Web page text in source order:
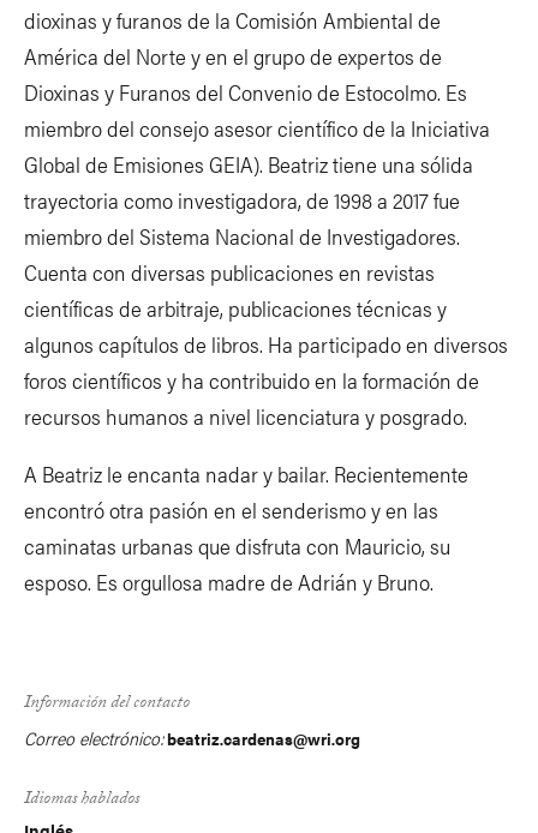
dioxinas y furanos de la Comisión Ambiental de
América del Norte y en el grupo de expertos de
Dioxinas y Furanos del Convenio de Estocolmo. Es
miembro del consejo asesor científico de la Iniciativa
Global de Emisiones GEIA). Beatriz tiene una sólida
trayectoria como investigadora, de 1998 a 2017 fue
miembro del Sistema Nacional de Investigadores.
Cuenta con diversas publicaciones en revistas
científicas de arbitraje, publicaciones técnicas y
algunos capítulos de libros. Ha participado en diversos
foros científicos y ha contribuido en la formación de
recursos humanos a nivel licenciatura y posgrado.
A Beatriz le encanta nadar y bailar. Recientemente
encontró otra pasión en el senderismo y en las
caminatas urbanas que disfruta con Mauricio, su
esposo. Es orgullosa madre de Adrián y Bruno.
Información del contacto
Correo electrónico:beatriz.cardenas@wri.org
Idiomas hablados